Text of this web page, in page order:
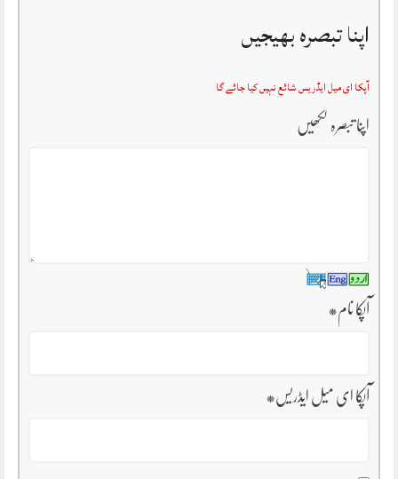
اپنا تبصرہ بھیجیں
آپکا ای میل ایڈریس شائع نہیں کیا جائے گا
اپنا تبصرہ لکھیں
آپکا نام*
آپکا ای میل ایڈریس*